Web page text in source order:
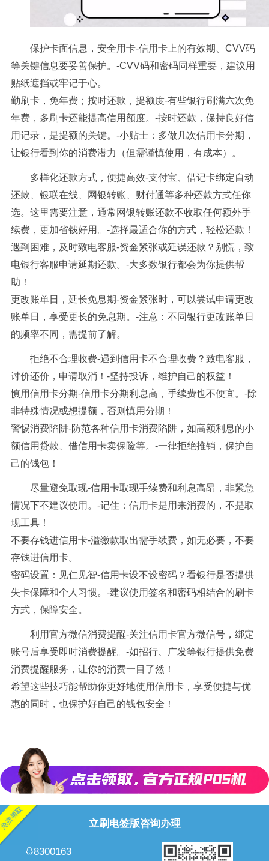
保护卡面信息，安全用卡-信用卡上的有效期、CVV码
等关键信息要妥善保护。-CVV码和密码同样重要，建议用
贴纸遮挡或牢记于心。
勤刷卡，免年费；按时还款，提额度-有些银行刷满六次免
年费，多刷卡还能提高信用额度。-按时还款，保持良好信
用记录，是提额的关键。-小贴士：多做几次信用卡分期，
让银行看到你的消费潜力（但需谨慎使用，有成本）。
多样化还款方式，便捷高效-支付宝、借记卡绑定自动
还款、银联在线、网银转账、财付通等多种还款方式任你
选。这里需要注意，通常网银转账还款不收取任何额外手
续费，更加省钱好用。-选择最适合你的方式，轻松还款！
遇到困难，及时致电客服-资金紧张或延误还款？别慌，致
电银行客服申请延期还款。-大多数银行都会为你提供帮
助！
更改账单日，延长免息期-资金紧张时，可以尝试申请更改
账单日，享受更长的免息期。-注意：不同银行更改账单日
的频率不同，需提前了解。
拒绝不合理收费-遇到信用卡不合理收费？致电客服，
讨价还价，申请取消！-坚持投诉，维护自己的权益！
慎用信用卡分期-信用卡分期利息高，手续费也不便宜。-除
非特殊情况或想提额，否则慎用分期！
警惕消费陷阱-防范各种信用卡消费陷阱，如高额利息的小
额信用贷款、借信用卡卖保险等。-一律拒绝推销，保护自
己的钱包！
尽量避免取现-信用卡取现手续费和利息高昂，非紧急
情况下不建议使用。-记住：信用卡是用来消费的，不是取
现工具！
不要存钱进信用卡-溢缴款取出需手续费，如无必要，不要
存钱进信用卡。
密码设置：见仁见智-信用卡设不设密码？看银行是否提供
失卡保障和个人习惯。-建议使用签名和密码相结合的刷卡
方式，保障安全。
利用官方微信消费提醒-关注信用卡官方微信号，绑定
账号后享受即时消费提醒。-如招行、广发等银行提供免费
消费提醒服务，让你的消费一目了然！
希望这些技巧能帮助你更好地使用信用卡，享受便捷与优
惠的同时，也保护好自己的钱包安全！
立刷电签版咨询办理
8300163